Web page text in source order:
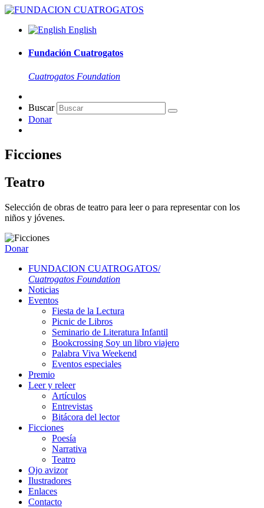
English
Fundación Cuatrogatos
Cuatrogatos Foundation
Buscar
Donar
Ficciones
Teatro
Selección de obras de teatro para leer o para representar con los
niños y jóvenes.
Donar
FUNDACION CUATROGATOS/
Cuatrogatos Foundation
Noticias
Eventos
Fiesta de la Lectura
Picnic de Libros
Seminario de Literatura Infantil
Bookcrossing Soy un libro viajero
Palabra Viva Weekend
Eventos especiales
Premio
Leer y releer
Artículos
Entrevistas
Bitácora del lector
Ficciones
Poesía
Narrativa
Teatro
Ojo avizor
Ilustradores
Enlaces
Contacto